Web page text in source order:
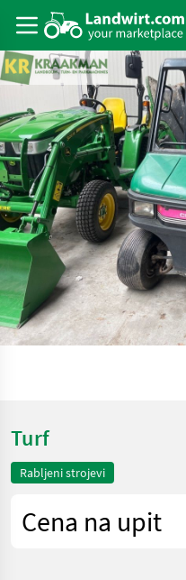
Turf
Rabljeni strojevi
Cena na upit